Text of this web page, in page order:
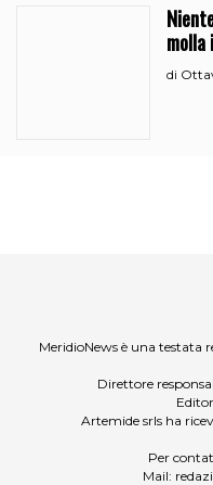
molla
ciciri?
di
MeridioNews è una testata
Direttore
Artemide srls ha
Per
Mail: